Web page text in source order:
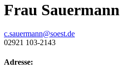
Frau Sauermann
c.sauermann@soest.de
02921 103-2143
Adresse: